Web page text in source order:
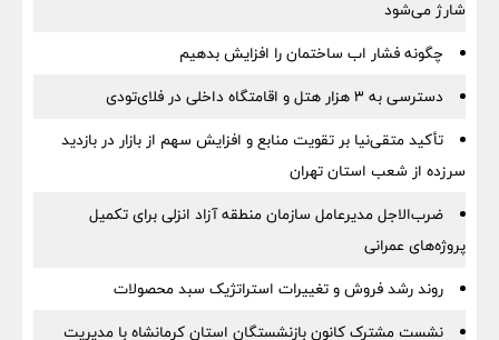
شارژ می‌شود
چگونه فشار اب ساختمان را افزایش بدهیم
دسترسی به ۳ هزار هتل و اقامتگاه داخلی در فلای‌تودی
تأکید متقی‌نیا بر تقویت منابع و افزایش سهم از بازار در بازدید
سرزده از شعب استان تهران
ضرب‌الاجل مدیرعامل سازمان منطقه آزاد انزلی برای تكمیل
پروژه‌های عمرانی
روند رشد فروش و تغییرات استراتژیک سبد محصولات
نشست مشترک کانون بازنشستگان استان کرمانشاه با مدیریت